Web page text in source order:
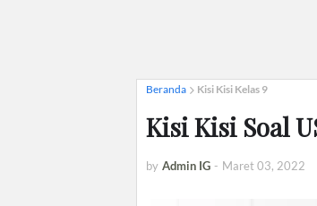
Beranda Kisi Kisi Kelas 9
Kisi Kisi Soal
by Admin IG - Maret 03, 2022